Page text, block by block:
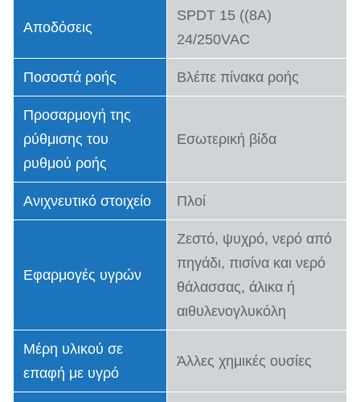
Αποδόσεις
SPDT 15 ((8A)
24/250VAC
Ποσοστά ροής Βλέπε πίνακα ροής
Προσαρμογή της
ρύθμισης του
ρυθμού ροής
Εσωτερική βίδα
Ανιχνευτικό στοιχείο Πλοί
Εφαρμογές υγρών
Ζεστό, ψυχρό, νερό από
πηγάδι, πισίνα και νερό
θάλασσας, άλικα ή
αιθυλενογλυκόλη
Μέρη υλικού σε
επαφή με υγρό
Άλλες χημικές ουσίες